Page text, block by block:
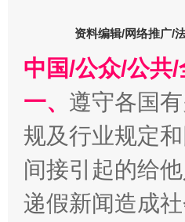
千年窑火 生生不息
资料编辑/网络推广/
中国/公众/公共
一、 遵守各国
规及行业规定
间接引起的给
递假新闻造成